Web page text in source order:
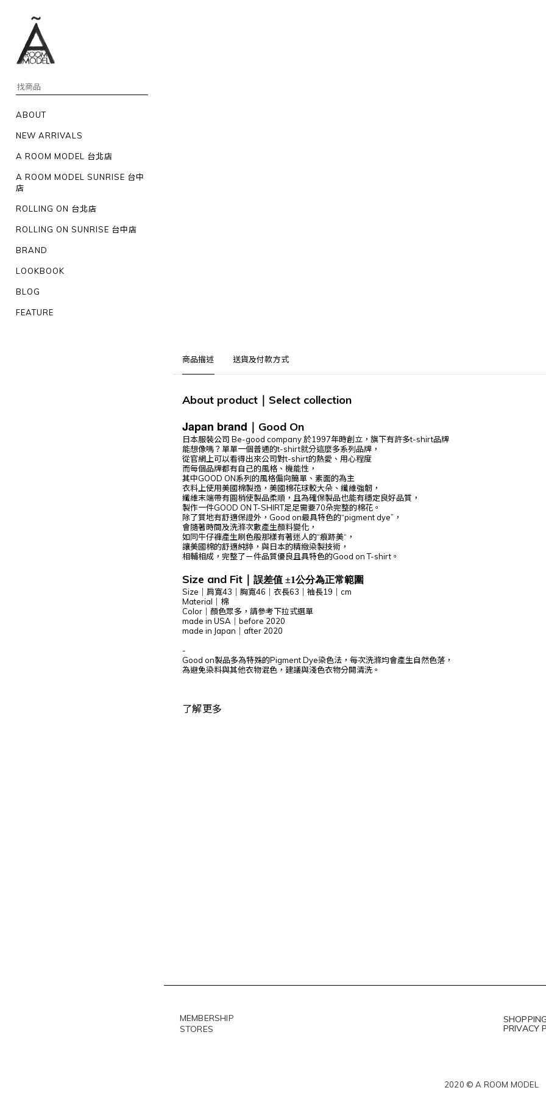
ABOUT
NEW ARRIVALS
A ROOM MODEL 台北店
A ROOM MODEL SUNRISE 台中
店
ROLLING ON 台北店
ROLLING ON SUNRISE 台中店
BRAND
LOOKBOOK
BLOG
FEATURE
商品描述 送貨及付款方式
About product｜ Select collection
Japan brand Good On
日本服裝公司 Be-good company於1997年時創立，旗下有許多t-shirt品牌
能想像嗎？單單一個普通的t-shirt就分這麼多系列品牌，
從官網上可以看得出來公司對t-shirt的熱愛、用心程度
而每個品牌都有自己的風格、機能性，
其中GOOD ON系列的風格偏向簡單、素面的為主
衣料上使用美國棉製造，美國棉花球較大朵、纖維強韌，
纖維末端帶有圓梢使製品柔順， 且為確保製品也能有穩定良好品質，
製作一件GOOD ON T-SHIRT足足需要70朵完整的棉花。
除了質地有舒適保證外，Good on最具特色的“pigment dye”，
會隨著時間及洗滌次數產生顏料變化，
如同牛仔褲產生刷色般那樣有著迷人的“痕跡美“，
讓美國棉的舒適純粹，與日本的精緻染製技術，
相輔相成，完整了ㄧ件品質優良且具特色的Good on T-shirt。
Size and Fit｜ 誤差值 ±1公分為正常範圍
Size ｜肩寬43｜胸寬46｜衣長63｜袖長19｜cm
Material｜棉
Color｜顏色眾多，請參考下拉式選單
made in USA ｜before 2020
made in Japan ｜after 2020
-
Good on製品多為特殊的Pigment Dye染色法，每次洗滌均會產生自然色落，
為避免染料與其他衣物混色，建議與淺色衣物分開清洗。
了解更多
MEMBERSHIP
STORES
PRIVACY
2020 © A ROOM MODEL